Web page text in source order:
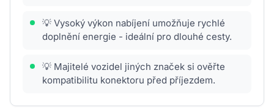
💡 Vysoký výkon nabíjení umožňuje rychlé
doplnění energie - ideální pro dlouhé cesty.
💡 Majitelé vozidel jiných značek si ověřte
kompatibilitu konektoru před příjezdem.